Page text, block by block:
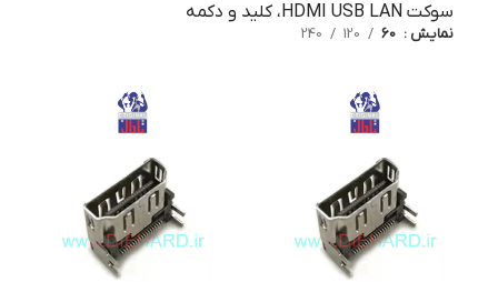
سوکت HDMI USB LAN، کلید و دکمه
نمایش 60
120
240